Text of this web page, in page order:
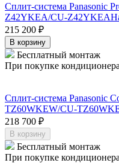
Сплит-система Panasonic
Z42YKEA/CU-Z42YKEA
215 200 ₽
В корзину
Бесплатный монтаж
При покупке
Сплит-система Panasonic
TZ60WKEW/CU-
218 700 ₽
В корзину
Бесплатный монтаж
При покупке